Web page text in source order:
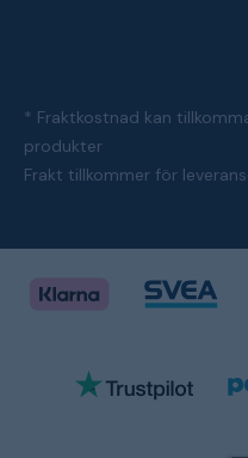
* Fraktkostnad kan
produkter
Frakt tillkommer för